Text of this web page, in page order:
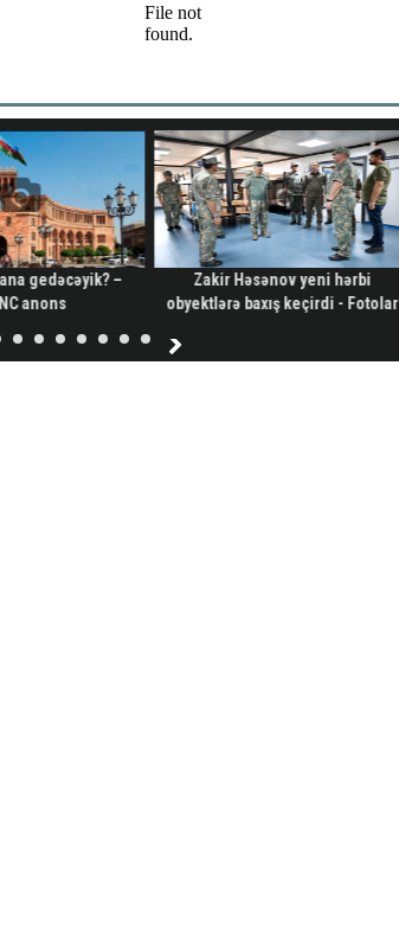
gedəcəyik? –
anons
Zakir Həsənov yeni hərbi
obyektlərə baxış keçirdi - Fotolar